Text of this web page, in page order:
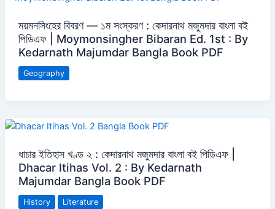
ময়মনসিংহের বিবরণ — ১ম সংস্করণ : কেদারনাথ মজুমদার বাংলা বই
পিডিএফ | Moymonsingher Bibaran Ed. 1st : By
Kedarnath Majumdar Bangla Book PDF
Geography
ধাচার ইতিহাস খণ্ড ২ : কেদারনাথ মজুমদার বাংলা বই পিডিএফ |
Dhacar Itihas Vol. 2 : By Kedarnath
Majumdar Bangla Book PDF
History Literature